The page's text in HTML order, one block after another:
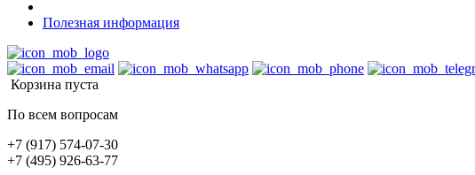
Полезная информация
Корзина пуста
По всем вопросам
+7 (917) 574-07-30
+7 (495) 926-63-77